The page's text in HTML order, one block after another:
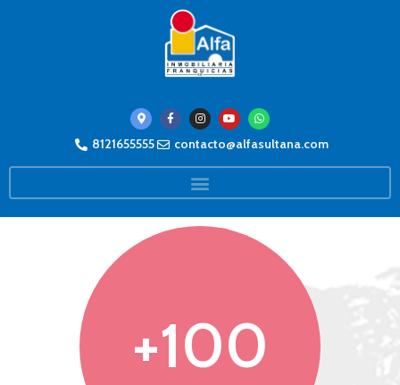
8121655555 contacto@alfasultana.com
+100